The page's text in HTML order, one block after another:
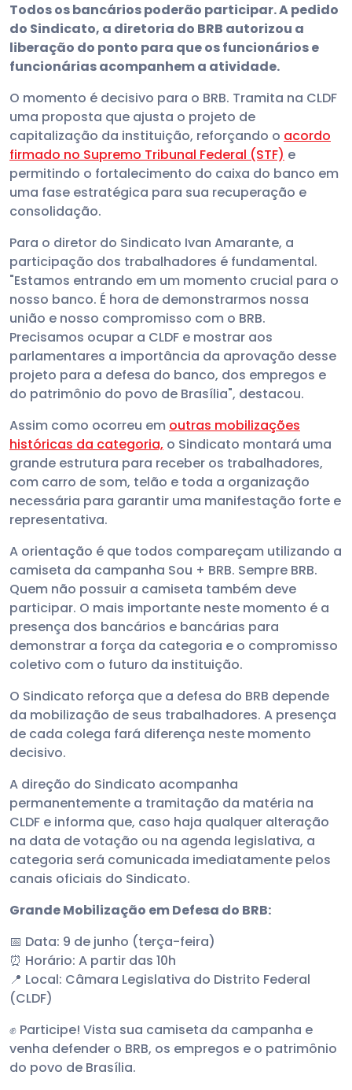
Todos os bancários poderão participar. A pedido
do Sindicato, a diretoria do BRB autorizou a
liberação do ponto para que os funcionários e
funcionárias acompanhem a atividade.
O momento é decisivo para o BRB. Tramita na CLDF
uma proposta que ajusta o projeto de
capitalização da instituição, reforçando o acordo
firmado no Supremo Tribunal Federal (STF) e
permitindo o fortalecimento do caixa do banco em
uma fase estratégica para sua recuperação e
consolidação.
Para o diretor do Sindicato Ivan Amarante, a
participação dos trabalhadores é fundamental.
"Estamos entrando em um momento crucial para o
nosso banco. É hora de demonstrarmos nossa
união e nosso compromisso com o BRB.
Precisamos ocupar a CLDF e mostrar aos
parlamentares a importância da aprovação desse
projeto para a defesa do banco, dos empregos e
do patrimônio do povo de Brasília", destacou.
Assim como ocorreu em outras mobilizações
históricas da categoria, o Sindicato montará uma
grande estrutura para receber os trabalhadores,
com carro de som, telão e toda a organização
necessária para garantir uma manifestação forte e
representativa.
A orientação é que todos compareçam utilizando a
camiseta da campanha Sou + BRB. Sempre BRB.
Quem não possuir a camiseta também deve
participar. O mais importante neste momento é a
presença dos bancários e bancárias para
demonstrar a força da categoria e o compromisso
coletivo com o futuro da instituição.
O Sindicato reforça que a defesa do BRB depende
da mobilização de seus trabalhadores. A presença
de cada colega fará diferença neste momento
decisivo.
A direção do Sindicato acompanha
permanentemente a tramitação da matéria na
CLDF e informa que, caso haja qualquer alteração
na data de votação ou na agenda legislativa, a
categoria será comunicada imediatamente pelos
canais oficiais do Sindicato.
Grande Mobilização em Defesa do BRB:
📅 Data: 9 de junho (terça-feira)
⏰ Horário: A partir das 10h
📍 Local: Câmara Legislativa do Distrito Federal
(CLDF)
✊ Participe! Vista sua camiseta da campanha e
venha defender o BRB, os empregos e o patrimônio
do povo de Brasília.